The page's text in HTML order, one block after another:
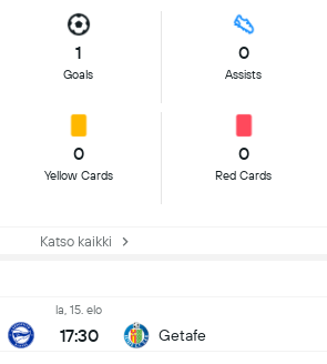
1
Goals
0
Assists
0
Yellow Cards
0
Red Cards
Katso kaikki
la, 15. elo
17:30 Getafe